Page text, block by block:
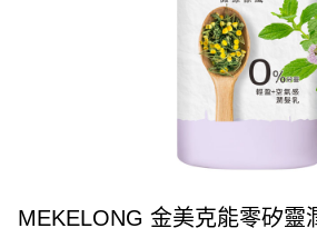
MEKELONG 金美克能零矽靈